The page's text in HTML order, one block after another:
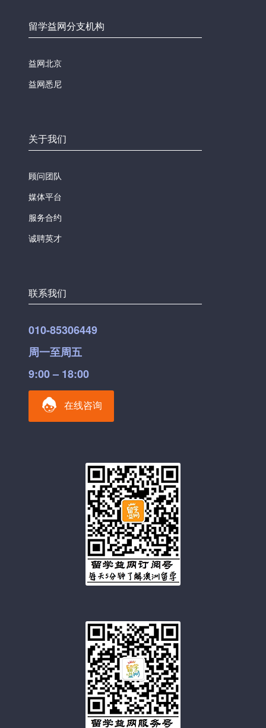
留学益网分支机构
益网北京
益网悉尼
关于我们
顾问团队
媒体平台
服务合约
诚聘英才
联系我们
010-85306449
周一至周五
9:00 – 18:00
在线咨询